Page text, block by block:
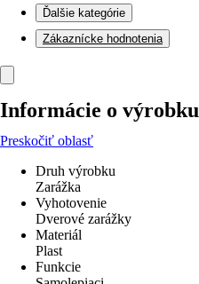
Ďalšie kategórie
Zákaznícke hodnotenia
Informácie o výrobku
Preskočiť oblasť
Druh výrobku
Zarážka
Vyhotovenie
Dverové zarážky
Materiál
Plast
Funkcie